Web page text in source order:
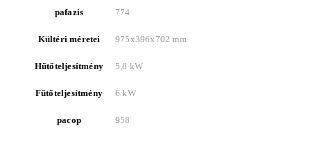
pafazis 774
Kültéri méretei 975x396x702 mm
Hűtőteljesítmény 5,8 kW
Fűtőteljesítmény 6 kW
pacop 958